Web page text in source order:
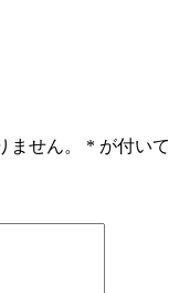
せん。 * が付いて